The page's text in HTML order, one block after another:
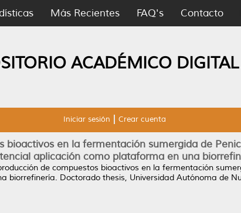
Más Recientes FAQ's Contacto
ACADÉMICO DIGITAL
Iniciar sesión Crear cuenta
bioactivos en la fermentación sumergida de
aplicación como plataforma en una
de compuestos bioactivos en la fermentación
biorrefinería. Doctorado thesis, Universidad Autónoma de